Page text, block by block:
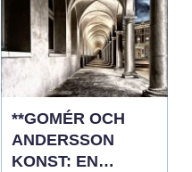
**GOMÉR OCH
ANDERSSON
KONST: EN